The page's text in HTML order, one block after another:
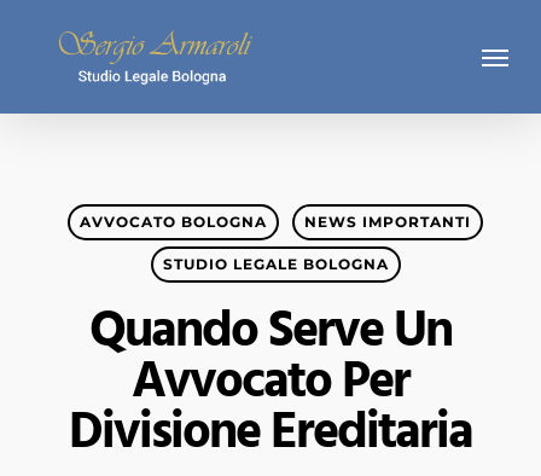
Menu
AVVOCATO BOLOGNA NEWS IMPORTANTI
STUDIO LEGALE BOLOGNA
Quando Serve Un
Avvocato Per
Divisione Ereditaria